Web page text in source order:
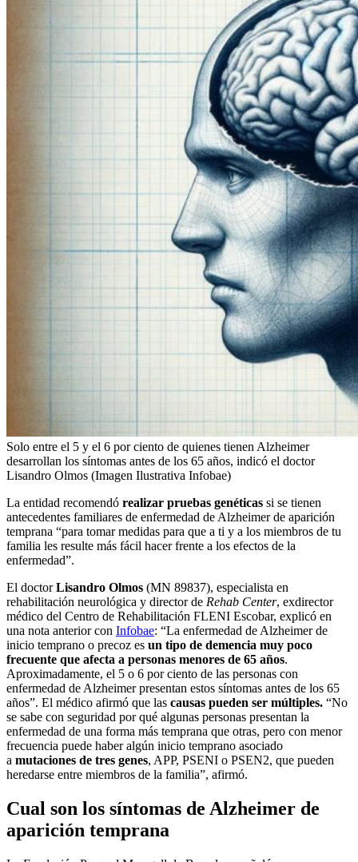
Solo entre el 5 y el 6 por ciento de quienes tienen Alzheimer
desarrollan los síntomas antes de los 65 años, indicó el doctor
Lisandro Olmos (Imagen Ilustrativa Infobae)
La entidad recomendó realizar pruebas genéticas si se tienen
antecedentes familiares de enfermedad de Alzheimer de aparición
temprana “para tomar medidas para que a ti y a los miembros de tu
familia les resulte más fácil hacer frente a los efectos de la
enfermedad”.
El doctorLisandro Olmos (MN 89837), especialista en
rehabilitación neurológica y director de Rehab Center, exdirector
médico del Centro de Rehabilitación FLENI Escobar, explicó en
una nota anterior con Infobae: “La enfermedad de Alzheimer de
inicio temprano o precoz es un tipo de demencia muy poco
frecuente que afecta a personas menores de 65 años.
Aproximadamente, el 5 o 6 por ciento de las personas con
enfermedad de Alzheimer presentan estos síntomas antes de los 65
años”. El médico afirmó que las causas pueden ser múltiples. “No
se sabe con seguridad por qué algunas personas presentan la
enfermedad de una forma más temprana que otras, pero con menor
frecuencia puede haber algún inicio temprano asociado
a mutaciones de tres genes, APP, PSENI o PSEN2, que pueden
heredarse entre miembros de la familia”, afirmó.
Cual son los síntomas de Alzheimer de
aparición temprana